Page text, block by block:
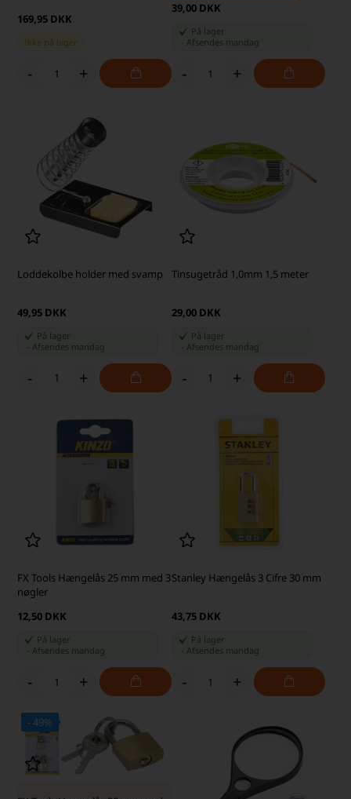
169,95 DKK
Ikke på lager
- +
39,00 DKK
På lager
Afsendes mandag
- +
Loddekolbe holder med svamp
49,95 DKK
På lager
Afsendes mandag
- +
Tinsugetråd 1,0mm 1,5 meter
29,00 DKK
På lager
Afsendes mandag
- +
FX Tools Hængelås 25 mm med 3
nøgler
12,50 DKK
På lager
-Afsendes mandag
- +
Stanley Hængelås 3 Cifre 30 mm
43,75 DKK
På lager
Afsendes mandag
- +
- 49%